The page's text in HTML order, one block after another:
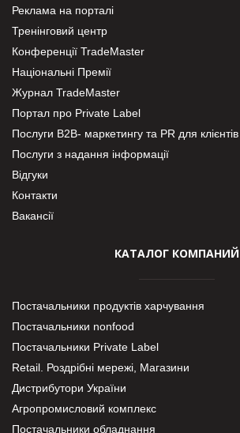
Реклама на порталі
Тренінговий центр
Конференції TradeMaster
Національні Премії
Журнал TradeMaster
Портал про Private Label
Послуги В2В- маркетингу та PR для клієнтів
Послуги з надання інформації
Відгуки
Контакти
Вакансії
КАТАЛОГ КОМПАНИЙ
Постачальники продуктів харчування
Постачальники nonfood
Постачальники Private Label
Retail. Роздрібні мережі, Магазини
Дистрибутори України
Агропромисловий комплекс
Постачальники обладнання